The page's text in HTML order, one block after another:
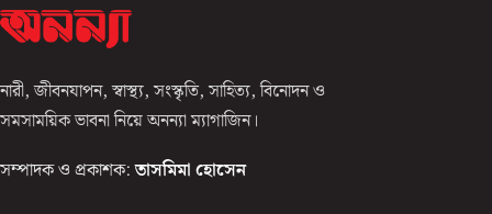
নারী, জীবনযাপন, স্বাস্থ্য, সংস্কৃতি, সাহিত্য, বিনোদন ও
সমসাময়িক ভাবনা নিয়ে অনন্যা ম্যাগাজিন।
সম্পাদক ও প্রকাশক: তাসমিমা হোসেন